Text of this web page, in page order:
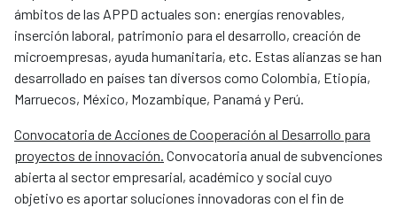
ámbitos de las APPD actuales son: energías renovables,
inserción laboral, patrimonio para el desarrollo, creación de
microempresas, ayuda humanitaria, etc. Estas alianzas se han
desarrollado en países tan diversos como Colombia, Etiopía,
Marruecos, México, Mozambique, Panamá y Perú.
Convocatoria de Acciones de Cooperación al Desarrollo para
proyectos de innovación. Convocatoria anual de subvenciones
abierta al sector empresarial, académico y social cuyo
objetivo es aportar soluciones innovadoras con el fin de